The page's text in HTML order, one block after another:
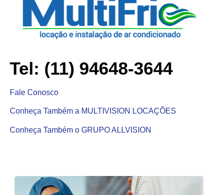
Tel: (11) 94648-3644
Fale Conosco
Conheça Também a MULTIVISION LOCAÇÕES
Conheça Também o GRUPO ALLVISION